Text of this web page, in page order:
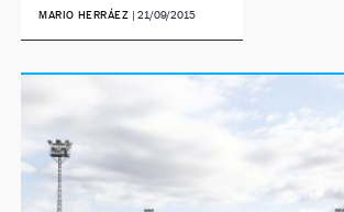
MARIO HERRÁEZ | 21/09/2015